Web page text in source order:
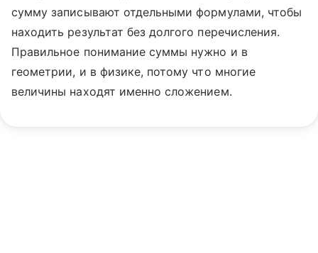
сумму записывают отдельными формулами, чтобы
находить результат без долгого перечисления.
Правильное понимание суммы нужно и в
геометрии, и в физике, потому что многие
величины находят именно сложением.